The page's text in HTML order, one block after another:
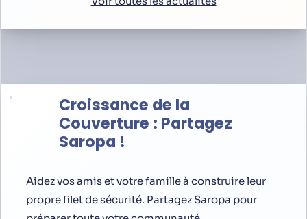
Croissance de la
Couverture : Partagez
Saropa !
Aidez vos amis et votre famille à construire leur
propre filet de sécurité. Partagez Saropa pour